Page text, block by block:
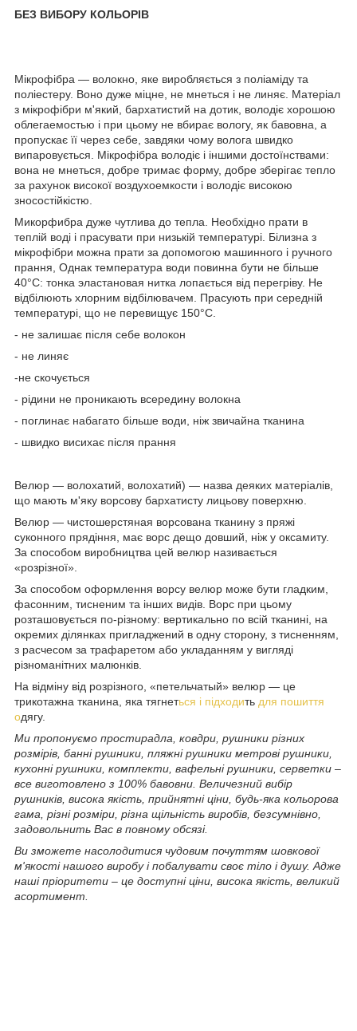
БЕЗ ВИБОРУ КОЛЬОРІВ
Мікрофібра ― волокно, яке виробляється з поліаміду та
поліестеру. Воно дуже міцне, не мнеться і не линяє. Матеріал
з мікрофібри м'який, бархатистий на дотик, володіє хорошою
облегаемостью і при цьому не вбирає вологу, як бавовна, а
пропускає її через себе, завдяки чому волога швидко
випаровується. Мікрофібра володіє і іншими достоїнствами:
вона не мнеться, добре тримає форму, добре зберігає тепло
за рахунок високої воздухоемкости і володіє високою
зносостійкістю.
Микорфибра дуже чутлива до тепла. Необхідно прати в
теплій воді і прасувати при низькій температурі. Білизна з
мікрофібри можна прати за допомогою машинного і ручного
прання, Однак температура води повинна бути не більше
40°С: тонка эластановая нитка лопається від перегріву. Не
відбілюють хлорним відбілювачем. Прасують при середній
температурі, що не перевищує 150°С.
- не залишає після себе волокон
- не линяє
-не скочується
- рідини не проникають всередину волокна
- поглинає набагато більше води, ніж звичайна тканина
- швидко висихає після прання
Велюр — волохатий, волохатий) — назва деяких матеріалів,
що мають м'яку ворсову бархатисту лицьову поверхню.
Велюр — чистошерстяная ворсована тканину з пряжі
суконного прядіння, має ворс дещо довший, ніж у оксамиту.
За способом виробництва цей велюр називається
«розрізної».
За способом оформлення ворсу велюр може бути гладким,
фасонним, тисненим та інших видів. Ворс при цьому
розташовується по-різному: вертикально по всій тканині, на
окремих ділянках пригладжений в одну сторону, з тисненням,
з расчесом за трафаретом або укладанням у вигляді
різноманітних малюнків.
На відміну від розрізного, «петельчатый» велюр — це
трикотажна тканина, яка тягнеться і підходить для пошиття
одягу.
Ми пропонуємо простирадла, ковдри, рушники різних
розмірів, банні рушники, пляжні рушники метрові рушники,
кухонні рушники, комплекти, вафельні рушники, серветки –
все виготовлено з 100% бавовни. Величезний вибір
рушників, висока якість, прийнятні ціни, будь-яка кольорова
гама, різні розміри, різна щільність виробів, безсумнівно,
задовольнить Вас в повному обсязі.
Ви зможете насолодитися чудовим почуттям шовкової
м'якості нашого виробу і побалувати своє тіло і душу. Адже
наші пріоритети – це доступні ціни, висока якість, великий
асортимент.